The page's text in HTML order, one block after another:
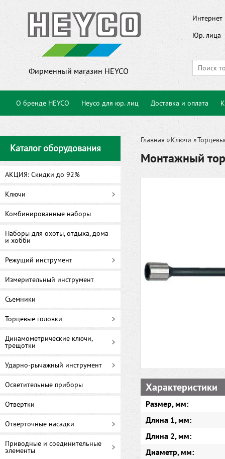
Фирменный магазин HEYCO
Интернет
Юр. лица
О бренде HEYCO Heyco для юр. лиц Доставка и оплата
Каталог оборудования
АКЦИЯ: Скидки до 92%
Ключи
Комбинированные наборы
Наборы для охоты, отдыха, дома
и хобби
Режущий инструмент
Измерительный инструмент
Съемники
Торцевые головки
Динамометрические ключи,
трещотки
Ударно-рычажный инструмент
Осветительные приборы
Отвертки
Отверточные насадки
Приводные и соединительные
элементы
Главная »Ключи »
Монтажный
Характеристики
Размер, мм:
Длина 1, мм:
Длина 2, мм:
Диаметр, мм: